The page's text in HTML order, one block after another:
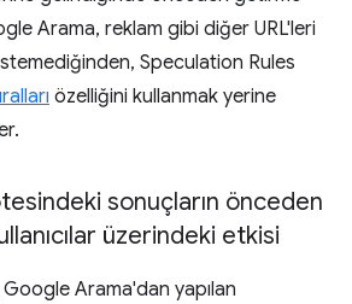
Arama, reklam gibi diğer URL'leri
Speculation Rules
özelliğini kullanmak yerine
sonuçların önceden
üzerindeki etkisi
Arama'dan yapılan